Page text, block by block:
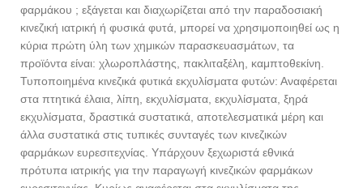
φαρμάκου ; εξάγεται και διαχωρίζεται από την παραδοσιακή
κινεζική ιατρική ή φυσικά φυτά, μπορεί να χρησιμοποιηθεί ως η
κύρια πρώτη ύλη των χημικών παρασκευασμάτων, τα
προϊόντα είναι: χλωροπλάστης, πακλιταξέλη, καμπτοθεκίνη.
Τυποποιημένα κινεζικά φυτικά εκχυλίσματα φυτών: Αναφέρεται
στα πτητικά έλαια, λίπη, εκχυλίσματα, εκχυλίσματα, ξηρά
εκχυλίσματα, δραστικά συστατικά, αποτελεσματικά μέρη και
άλλα συστατικά στις τυπικές συνταγές των κινεζικών
φαρμάκων ευρεσιτεχνίας. Υπάρχουν ξεχωριστά εθνικά
πρότυπα ιατρικής για την παραγωγή κινεζικών φαρμάκων